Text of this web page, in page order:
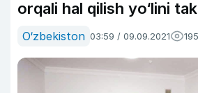
orqali hal qilish yo‘lini
O‘zbekiston 03:59 / 09.09.2021